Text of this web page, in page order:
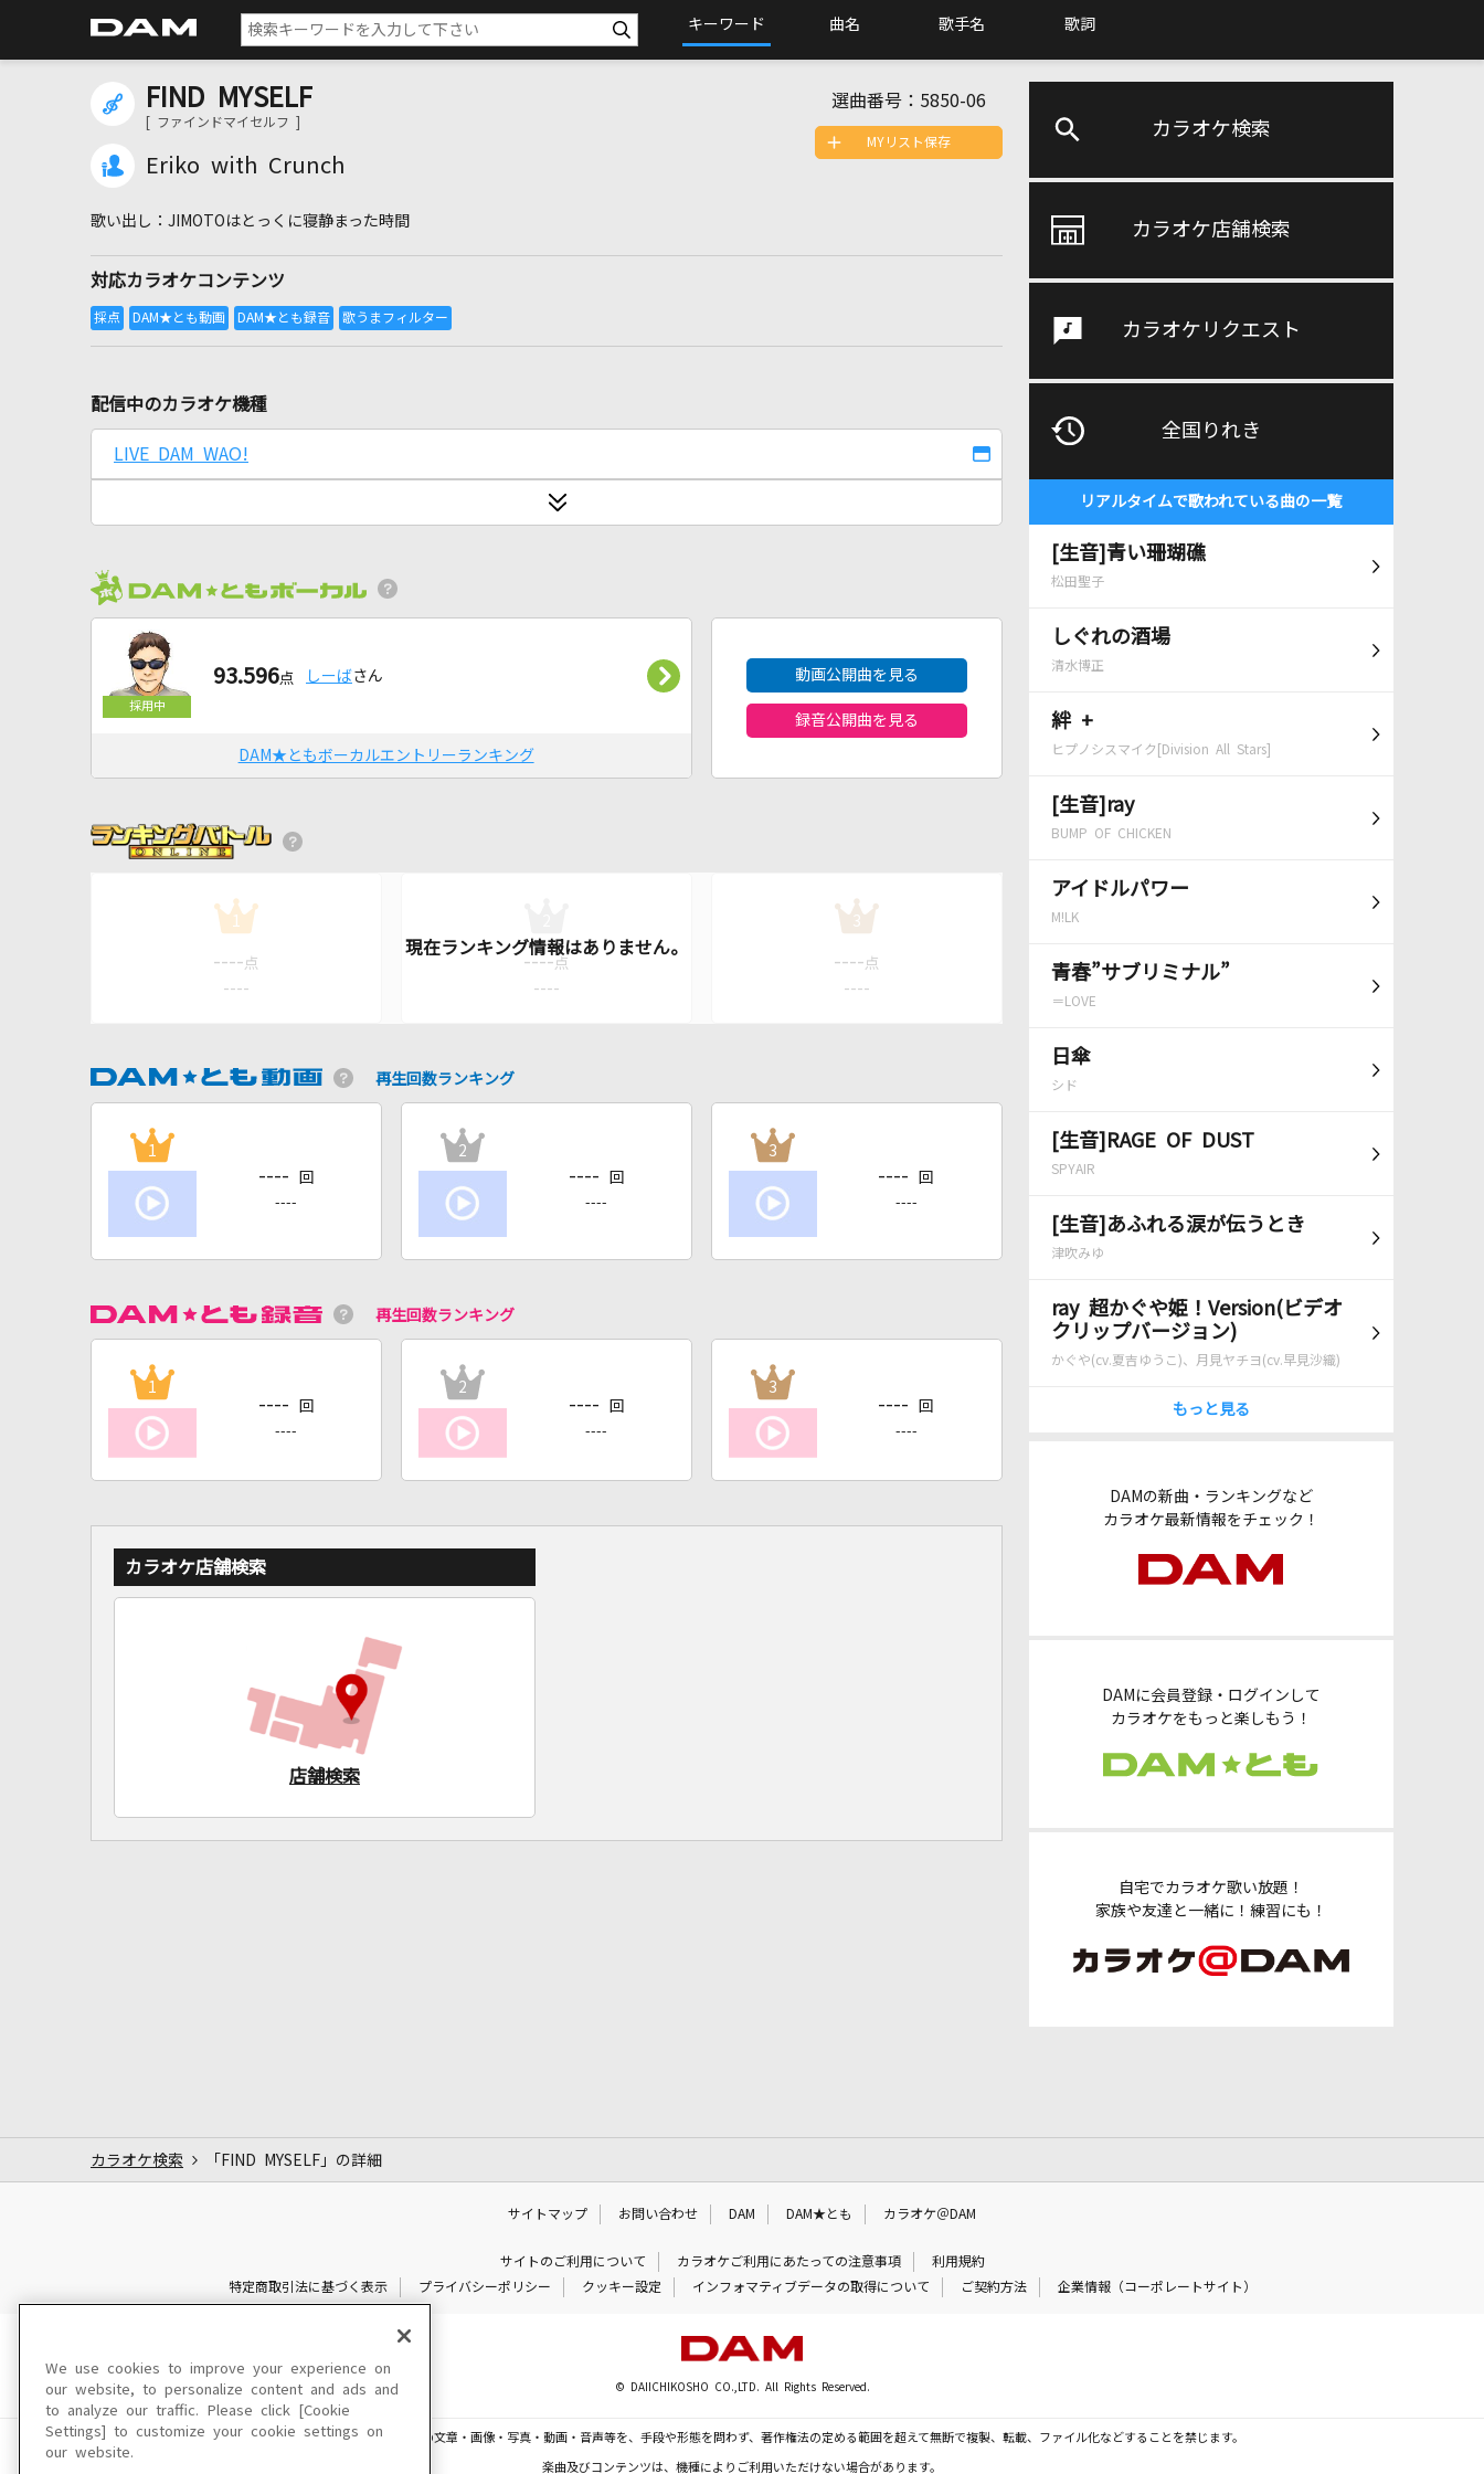
キーワード 曲名 歌手名 歌詞
カラオケ検索
カラオケ店舗検索
カラオケリクエスト
全国りれき
リアルタイムで歌われている曲の一覧
[生音]青い珊瑚礁
松田聖子
しぐれの酒場
清水博正
絆 +
ヒプノシスマイク[Division All Stars]
[生音]ray
BUMP OF CHICKEN
アイドルパワー
M!LK
青春”サブリミナル”
＝LOVE
日傘
シド
[生音]RAGE OF DUST
SPYAIR
[生音]あふれる涙が伝うとき
津吹みゆ
ray 超かぐや姫！Version(ビデオ
クリップバージョン)
かぐや(cv.夏吉ゆうこ)、月見ヤチヨ(cv.早見沙織)
もっと見る
DAMの新曲・ランキングなど
カラオケ最新情報をチェック！
DAMに会員登録・ログインして
カラオケをもっと楽しもう！
自宅でカラオケ歌い放題！
家族や友達と一緒に！練習にも！
FIND MYSELF
[ ファインドマイセルフ ]
Eriko with Crunch
選曲番号： 5850-06
JIMOTOはとっくに寝静まった時間
対応カラオケコンテンツ
MYリスト保存
配信中のカラオケ機種
LIVE DAM WAO!
93.596点 しーばさん
DAM★ともボーカルエントリーランキング
動画公開曲を見る
録音公開曲を見る
1
---- 点
----
---- 点
----
3
---- 点
----
再生回数ランキング
1
---- 回
----
2
---- 回
----
3
---- 回
----
再生回数ランキング
1
---- 回
----
2
---- 回
----
3
---- 回
----
カラオケ店舗検索
店舗検索
カラオケ検索 「FIND MYSELF」の詳細
サイトマップ お問い合わせ DAM DAM★とも カラオケ＠DAM
サイトのご利用について カラオケご利用にあたっての注意事項
利用規約
特定商取引法に基づく表示
プライバシーポリシー クッキー設定 インフォマティブデータの取得について ご契約方法 企業情報（コーポレートサイト）
© DAIICHIKOSHO CO.,LTD. All Rights Reserved.
このサイトに掲載されている一切の文章・画像・写真・動画・音声等を、手段や形態を問わず、著作権法の定める範囲を超えて無断で複製、転載、ファイル化などすることを禁じます。
楽曲及びコンテンツは、機種によりご利用いただけない場合があります。
We use cookies to improve your experience on
our website, to personalize content and ads and
to analyze our traffic. Please click [Cookie
Settings] to customize your cookie settings on
our website.